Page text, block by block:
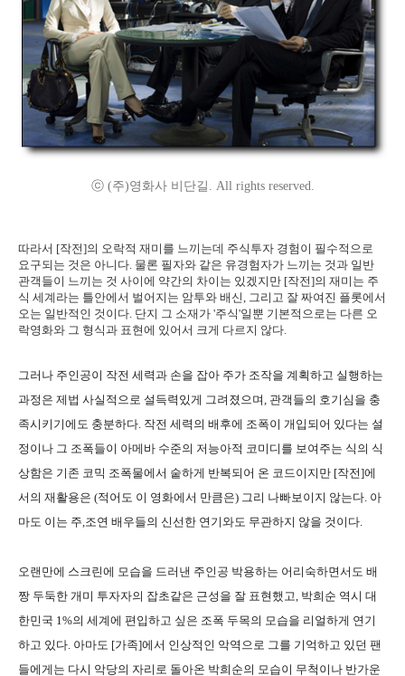
ⓒ (주)영화사 비단길. All rights reserved.
따라서 [작전]의 오락적 재미를 느끼는데 주식투자 경험이 필수적으로
요구되는 것은 아니다. 물론 필자와 같은 유경험자가 느끼는 것과 일반
관객들이 느끼는 것 사이에 약간의 차이는 있겠지만 [작전]의 재미는 주
식 세계라는 틀안에서 벌어지는 암투와 배신, 그리고 잘 짜여진 플롯에서
오는 일반적인 것이다. 단지 그 소재가 '주식'일뿐 기본적으로는 다른 오
락영화와 그 형식과 표현에 있어서 크게 다르지 않다.
그러나 주인공이 작전 세력과 손을 잡아 주가 조작을 계획하고 실행하는
과정은 제법 사실적으로 설득력있게 그려졌으며, 관객들의 호기심을 충
족시키기에도 충분하다. 작전 세력의 배후에 조폭이 개입되어 있다는 설
정이나 그 조폭들이 아메바 수준의 저능아적 코미디를 보여주는 식의 식
상함은 기존 코믹 조폭물에서 숱하게 반복되어 온 코드이지만 [작전]에
서의 재활용은 (적어도 이 영화에서 만큼은) 그리 나빠보이지 않는다. 아
마도 이는 주,조연 배우들의 신선한 연기와도 무관하지 않을 것이다.
오랜만에 스크린에 모습을 드러낸 주인공 박용하는 어리숙하면서도 배
짱 두둑한 개미 투자자의 잡초같은 근성을 잘 표현했고, 박희순 역시 대
한민국 1%의 세계에 편입하고 싶은 조폭 두목의 모습을 리얼하게 연기
하고 있다. 아마도 [가족]에서 인상적인 악역으로 그를 기억하고 있던 팬
들에게는 다시 악당의 자리로 돌아온 박희순의 모습이 무척이나 반가운